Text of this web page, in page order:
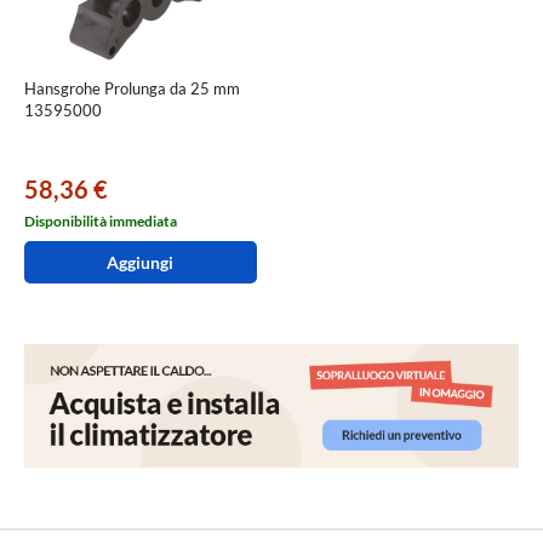
Hansgrohe Prolunga da 25 mm
13595000
58,36 €
Disponibilità immediata
Aggiungi